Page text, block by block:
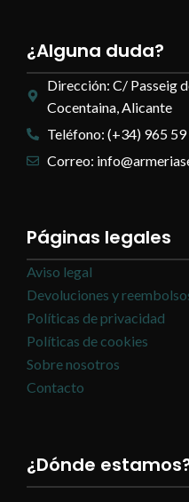
¿Alguna duda?
Dirección: C/ Passeig
Cocentaina, Alicante
Teléfono: (+34) 965 59
Correo:
Páginas legales
Aviso legal
Devoluciones y
Políticas de privacidad
Políticas de cookies
Sobre nosotros
Contacto
¿Dónde